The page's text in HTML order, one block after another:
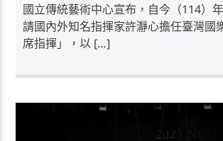
國立傳統藝術中心宣布，自今（114）
請國內外知名指揮家許瀞心擔任臺灣國
席指揮」，以 […]
生活